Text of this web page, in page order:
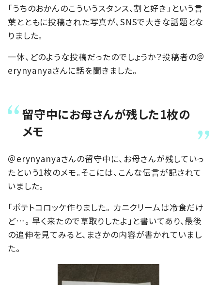
「うちのおかんのこういうスタンス、割と好き」という言
葉とともに投稿された写真が、SNSで大きな話題とな
りました。
一体、どのような投稿だったのでしょうか？投稿者の＠
erynyanyaさんに話を聞きました。
留守中にお母さんが残した1枚の
メモ
＠erynyanyaさんの留守中に、お母さんが残していっ
たという1枚のメモ。そこには、こんな伝言が記されて
いました。
「ポテトコロッケ作りました。 カニクリームは冷食だけ
ど…。 早く来たので草取りしたよ」と書いてあり、最後
の追伸を見てみると、まさかの内容が書かれていまし
た。